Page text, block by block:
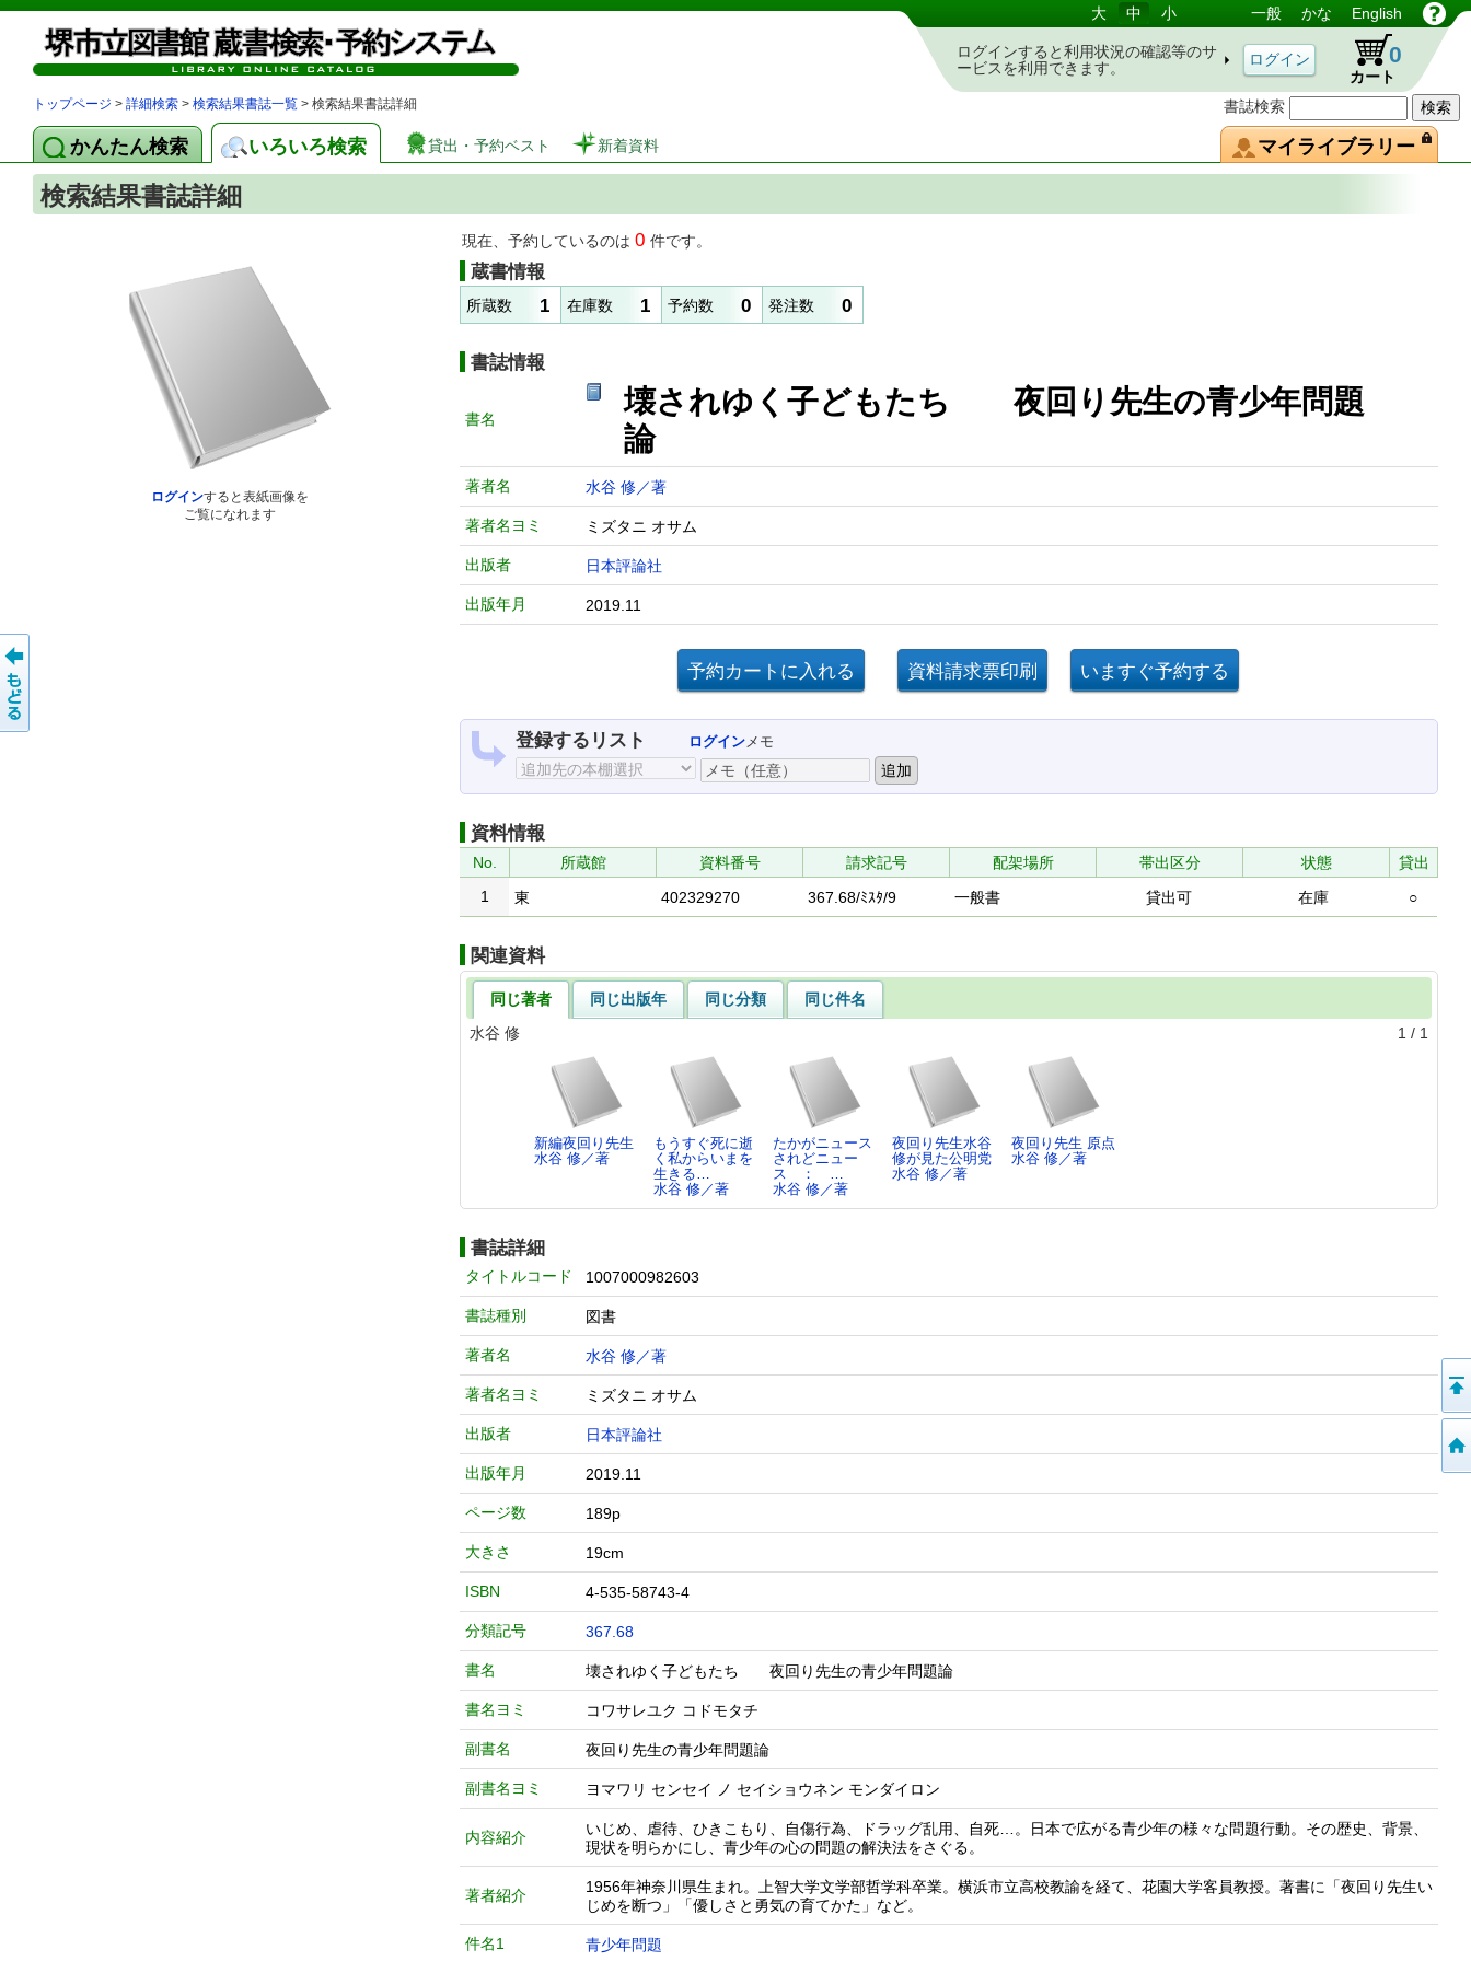
図書館 蔵書検索・予約システム
書誌検索
大 中 小 一般 かな English
ログインすると利用状況の確認等のサ
ービスを利用できます。
カート
0
トップページ > 詳細検索 > 検索結果書誌一覧 > 検索結果書誌詳細
かんたん検索 いろいろ検索 貸出・予約ベスト 新着資料 マイライブラリー
検索結果書誌詳細
ログインすると表紙画像を
ご覧になれます
現在、予約しているのは 0 件です。
蔵書情報
所蔵数 1 在庫数 1 予約数 0 発注数 0
書誌情報
書名
壊されゆく子どもたち 夜回り先生の青少年問題
論
著者名 水谷 修／著
著者名ヨミ ミズタニ オサム
出版者 日本評論社
出版年月 2019.11
登録するリスト ログインメモ
資料情報
No. 所蔵館 資料番号 請求記号 配架場所 帯出区分 状態
貸出
1
東 402329270 367.68/ﾐｽﾀ/9 一般書 貸出可 在庫 ○
関連資料
同じ著者 同じ出版年 同じ分類
同じ件名
水谷 修
1 / 1
新編夜回り先生
水谷 修／著
もうすぐ死に逝
く私からいまを
生きる…
水谷 修／著
たかがニュース
されどニュー
ス ： …
水谷 修／著
夜回り先生水谷
修が見た公明党
水谷 修／著
夜回り先生 原点
水谷 修／著
書誌詳細
タイトルコード 1007000982603
書誌種別 図書
著者名 水谷 修／著
著者名ヨミ ミズタニ オサム
出版者 日本評論社
出版年月 2019.11
ページ数 189p
大きさ 19cm
ISBN 4-535-58743-4
分類記号 367.68
書名 壊されゆく子どもたち 夜回り先生の青少年問題論
書名ヨミ コワサレユク コドモタチ
副書名 夜回り先生の青少年問題論
副書名ヨミ ヨマワリ センセイ ノ セイショウネン モンダイロン
内容紹介
いじめ、虐待、ひきこもり、自傷行為、ドラッグ乱用、自死…。日本で広がる青少年の様々な問題行動。その歴史、背景、
現状を明らかにし、青少年の心の問題の解決法をさぐる。
著者紹介
1956年神奈川県生まれ。上智大学文学部哲学科卒業。横浜市立高校教諭を経て、花園大学客員教授。著書に「夜回り先生い
じめを断つ」「優しさと勇気の育てかた」など。
件名1 青少年問題